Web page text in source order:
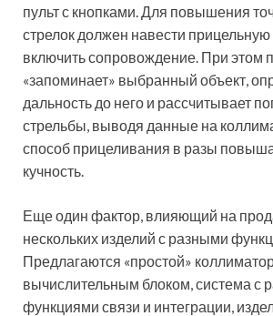
пульт с кнопками. Для повышения
стрелок должен навести прицельную
включить сопровождение. При этом
«запоминает» выбранный объект,
дальность до него и рассчитывает
стрельбы, выводя данные на
способ прицеливания в разы
кучность.
Еще один фактор, влияющий на
нескольких изделий с разными
Предлагаются «простой»
вычислительным блоком, система с
функциями связи и интеграции,